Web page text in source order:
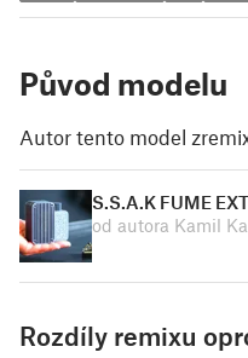
Původ modelu
Autor tento model
S.S.A.K FUME
od autora Kamil
Rozdíly remixu